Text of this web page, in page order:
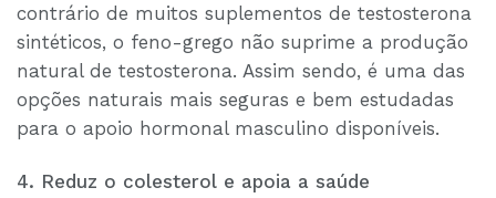
contrário de muitos suplementos de testosterona
sintéticos, o feno-grego não suprime a produção
natural de testosterona. Assim sendo, é uma das
opções naturais mais seguras e bem estudadas
para o apoio hormonal masculino disponíveis.
4. Reduz o colesterol e apoia a saúde